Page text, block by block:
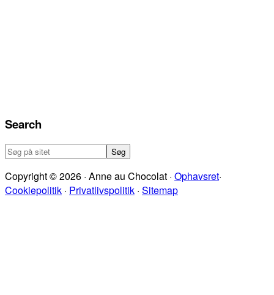
Search
Søg
sitet
Copyright © 2026 · Anne au Chocolat · Ophavsret·
Cookiepolitik · Privatlivspolitik · Sitemap